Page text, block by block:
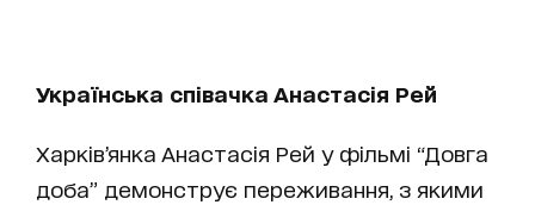
Українська співачка Анастасія Рей
Харків’янка Анастасія Рей у фільмі “Довга
доба” демонструє переживання, з якими